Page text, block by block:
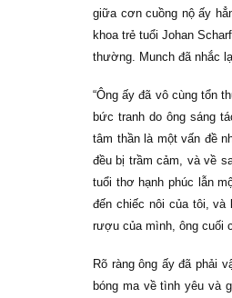
giữa cơn cuồng nộ ấy
khoa trẻ tuổi Johan
thường. Munch đã nhắc
“Ông ấy đã vô cùng tổn
bức tranh do ông sáng
tâm thần là một vấn đề
đều bị trầm cảm, và về
tuổi thơ hạnh phúc lẫn
đến chiếc nôi của tôi,
rượu của mình, ông cuối
Rõ ràng ông ấy đã phải
bóng ma về tình yêu và